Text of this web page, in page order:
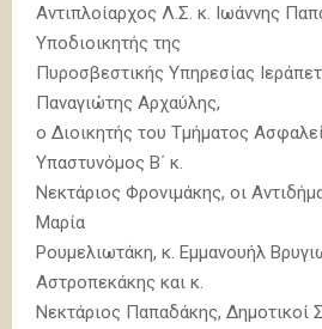
Αντιπλοίαρχος Λ.Σ. κ. Ιωάννης
Υποδιοικητής της
Πυροσβεστικής Υπηρεσίας
Παναγιώτης Αρχαύλης,
ο Διοικητής του Τμήματος
Υπαστυνόμος Β΄ κ.
Νεκτάριος Φρονιμάκης, οι
Μαρία
Ρουμελιωτάκη, κ. Εμμανουήλ
Αστροπεκάκης και κ.
Νεκτάριος Παπαδάκης, Δημοτικοί